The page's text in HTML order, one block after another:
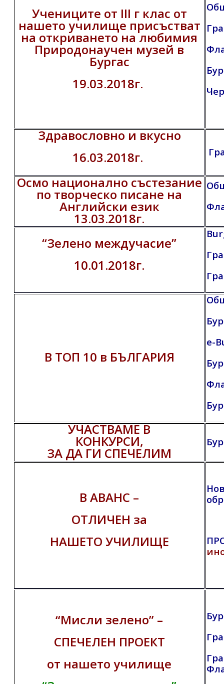
Учениците от III г клас от
нашето училище присъстват
на откриването на любимия
Природонаучен музей в
Бургас
19.03.2018г.
Здравословно и вкусно
16.03.2018г.
Осмо национално състезание
по творческо писане на
Английски език
13.03.2018г.
“Зелено междучасие”
10.01.2018г.
В ТОП 10 в БЪЛГАРИЯ
e-
УЧАСТВАМЕ В
КОНКУРСИ,
ЗА ДА ГИ СПЕЧЕЛИМ
В АВАНС –
ОТЛИЧЕН за
НАШЕТО УЧИЛИЩЕ
“Мисли зелено” –
СПЕЧЕЛЕН ПРОЕКТ
от нашето училище